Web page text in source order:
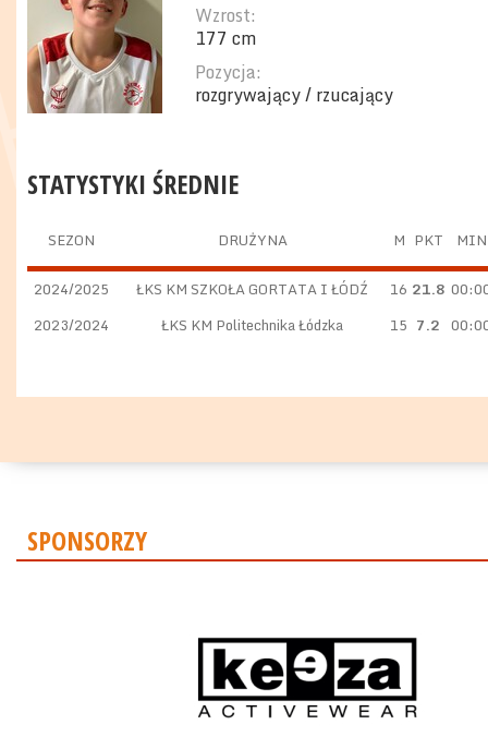
Wzrost:
177 cm
Pozycja:
rozgrywający / rzucający
STATYSTYKI ŚREDNIE
SEZON DRUŻYNA M PKT MIN
2024/2025 ŁKS KM SZKOŁA GORTATA I ŁÓDŹ 16 21.8
2023/2024
ŁKS KM Politechnika Łódzka 15 7.2
SPONSORZY